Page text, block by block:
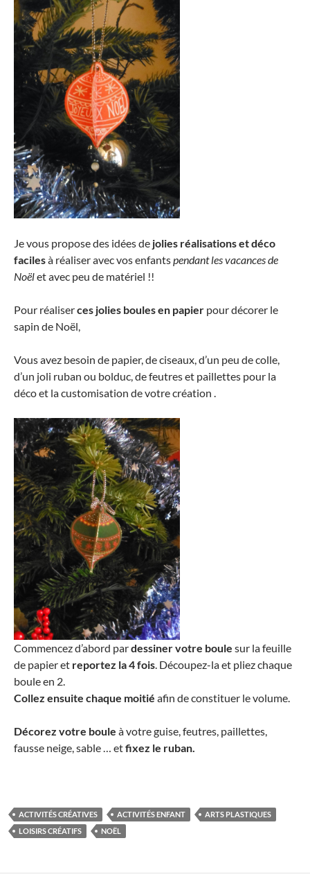
Je vous propose des idées de jolies réalisations et déco
facilesà réaliser avec vos enfantspendant les vacances de
Noëlet avec peu de matériel !!
Pour réaliserces jolies boules en papier pour décorer le
sapin de Noël,
Vous avez besoin de papier, de ciseaux, d’un peu de colle,
d’un joli ruban ou bolduc, de feutres et paillettes pour la
déco et la customisation de votre création .
Commencez d’abord pardessiner votre boule sur la feuille
de papier et reportez la 4 fois. Découpez-la et pliez chaque
boule en 2.
Collez ensuite chaque moitié afin de constituer le volume.
Décorez votre boule à votre guise, feutres, paillettes,
fausse neige, sable … etfixez le ruban.
ACTIVITÉS CRÉATIVES ACTIVITÉS ENFANT
ARTS PLASTIQUES
LOISIRS CRÉATIFS
NOËL